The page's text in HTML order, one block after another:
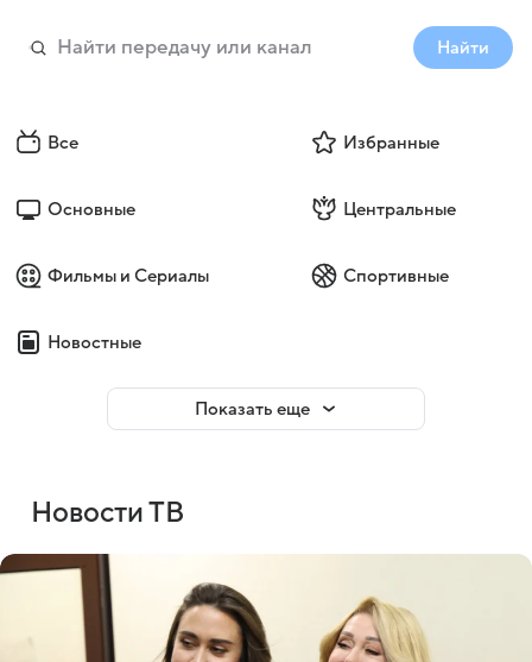
Найти
Все Избранные
Основные Центральные
Фильмы и Сериалы Спортивные
Новостные
Показать еще
Новости ТВ